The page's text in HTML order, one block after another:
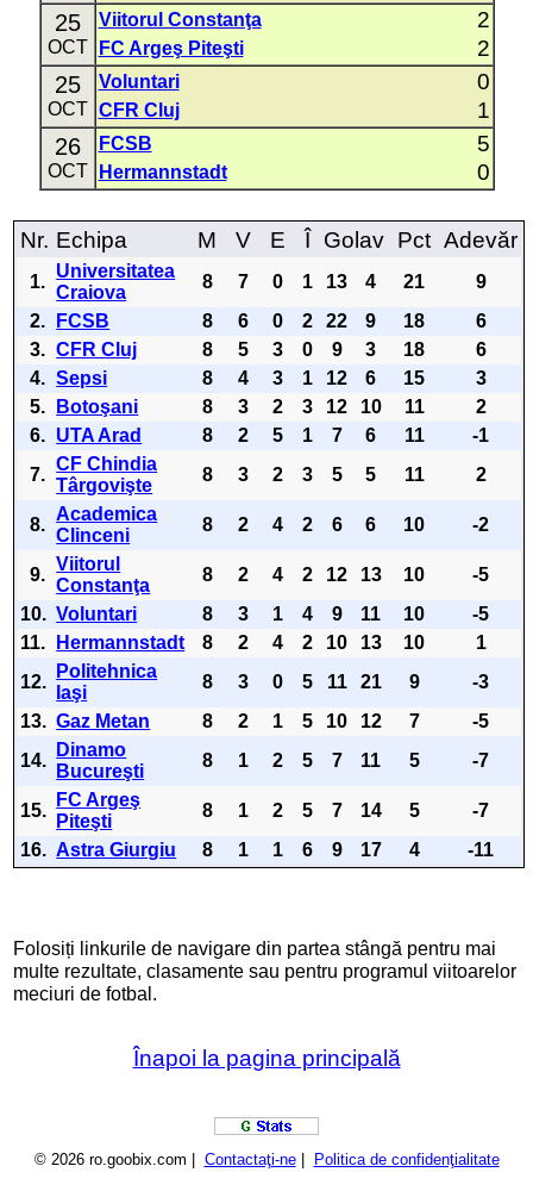
25
OCT
Viitorul Constanţa 2
FC Argeş Piteşti 2
25
OCT
Voluntari 0
CFR Cluj 1
26
OCT
FCSB 5
Hermannstadt 0
Nr. Echipa M V E Î Golav Pct Adevăr
1.
Universitatea
Craiova
8 7 0 1 13 4 21
9
2.
FCSB 8 6 0 2 22 9 18
6
3. CFR Cluj 8 5 3 0 9 3 18
6
4. Sepsi 8 4 3 1 12 6 15
3
5.
Botoşani 8 3 2 3 12 10 11
2
6. UTA Arad 8 2 5 1 7 6 11
-1
7.
CF Chindia
Târgovişte
8 3 2 3 5 5 11 2
8.
Academica
Clinceni
8 2 4 2 6 6 10 -2
9.
Viitorul
Constanţa
8 2 4 2 12 13 10
-5
10. Voluntari 8 3 1 4 9 11 10
-5
11.
Hermannstadt 8 2 4 2 10 13 10
1
12.
Politehnica
Iaşi
8 3 0 5 11 21 9
-3
13. Gaz Metan 8 2 1 5 10 12 7
-5
14.
Dinamo
Bucureşti
8 1 2 5 7 11 5 -7
15.
FC Argeş
Piteşti
8 1 2 5 7 14 5
-7
16. Astra Giurgiu 8 1 1 6 9 17 4 -11
Folosiți linkurile de navigare din partea stângă pentru mai
multe rezultate, clasamente sau pentru programul viitoarelor
meciuri de fotbal.
Înapoi la pagina principală
© 2026 ro.goobix.com | Contactaţi-ne| Politica de confidenţialitate